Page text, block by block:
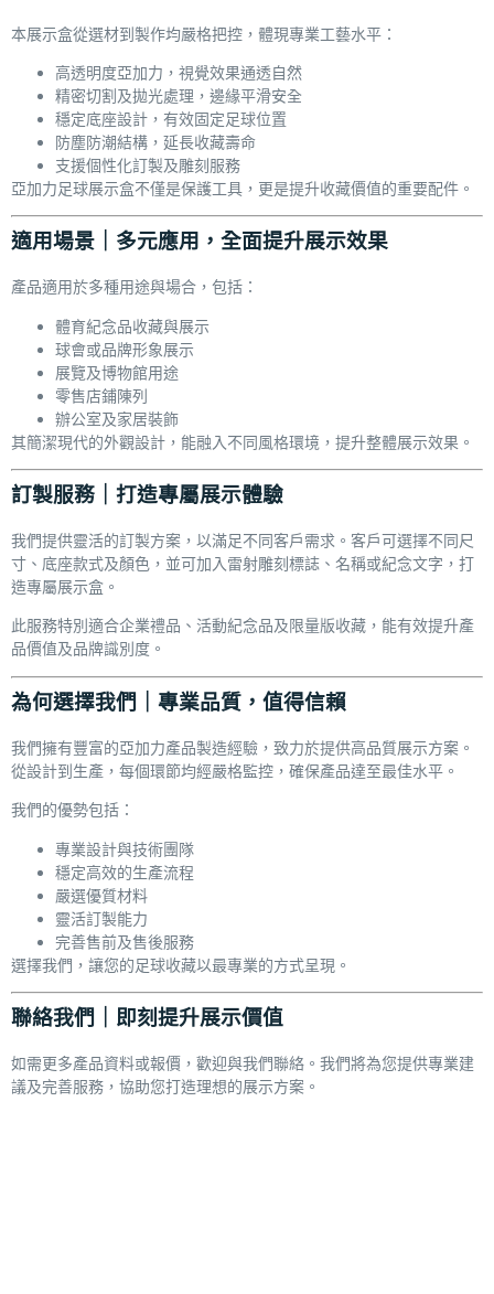
本展示盒從選材到製作均嚴格把控，體現專業工藝水平：
高透明度亞加力，視覺效果通透自然
精密切割及拋光處理，邊緣平滑安全
穩定底座設計，有效固定足球位置
防塵防潮結構，延長收藏壽命
支援個性化訂製及雕刻服務
亞加力足球展示盒不僅是保護工具，更是提升收藏價值的重要配件。
適用場景｜多元應用，全面提升展示效果
產品適用於多種用途與場合，包括：
體育紀念品收藏與展示
球會或品牌形象展示
展覽及博物館用途
零售店鋪陳列
辦公室及家居裝飾
其簡潔現代的外觀設計，能融入不同風格環境，提升整體展示效果。
訂製服務｜打造專屬展示體驗
我們提供靈活的訂製方案，以滿足不同客戶需求。客戶可選擇不同尺
寸、底座款式及顏色，並可加入雷射雕刻標誌、名稱或紀念文字，打
造專屬展示盒。
此服務特別適合企業禮品、活動紀念品及限量版收藏，能有效提升產
品價值及品牌識別度。
為何選擇我們｜專業品質，值得信賴
我們擁有豐富的亞加力產品製造經驗，致力於提供高品質展示方案。
從設計到生產，每個環節均經嚴格監控，確保產品達至最佳水平。
我們的優勢包括：
專業設計與技術團隊
穩定高效的生產流程
嚴選優質材料
靈活訂製能力
完善售前及售後服務
選擇我們，讓您的足球收藏以最專業的方式呈現。
聯絡我們｜即刻提升展示價值
如需更多產品資料或報價，歡迎與我們聯絡。我們將為您提供專業建
議及完善服務，協助您打造理想的展示方案。